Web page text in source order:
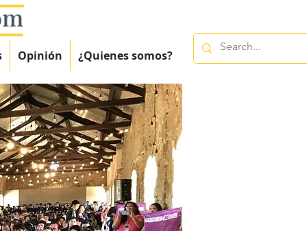
Opinión ¿Quienes somos?